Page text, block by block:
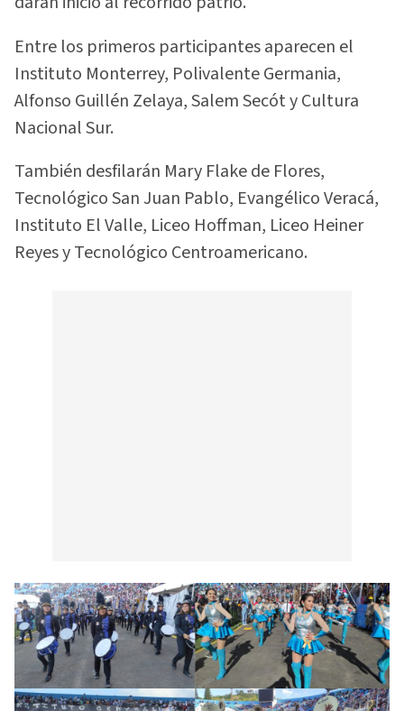
Entre los primeros participantes aparecen el
Instituto Monterrey, Polivalente Germania,
Alfonso Guillén Zelaya, Salem Secót y Cultura
Nacional Sur.
También desfilarán Mary Flake de Flores,
Tecnológico San Juan Pablo, Evangélico Veracá,
Instituto El Valle, Liceo Hoffman, Liceo Heiner
Reyes y Tecnológico Centroamericano.